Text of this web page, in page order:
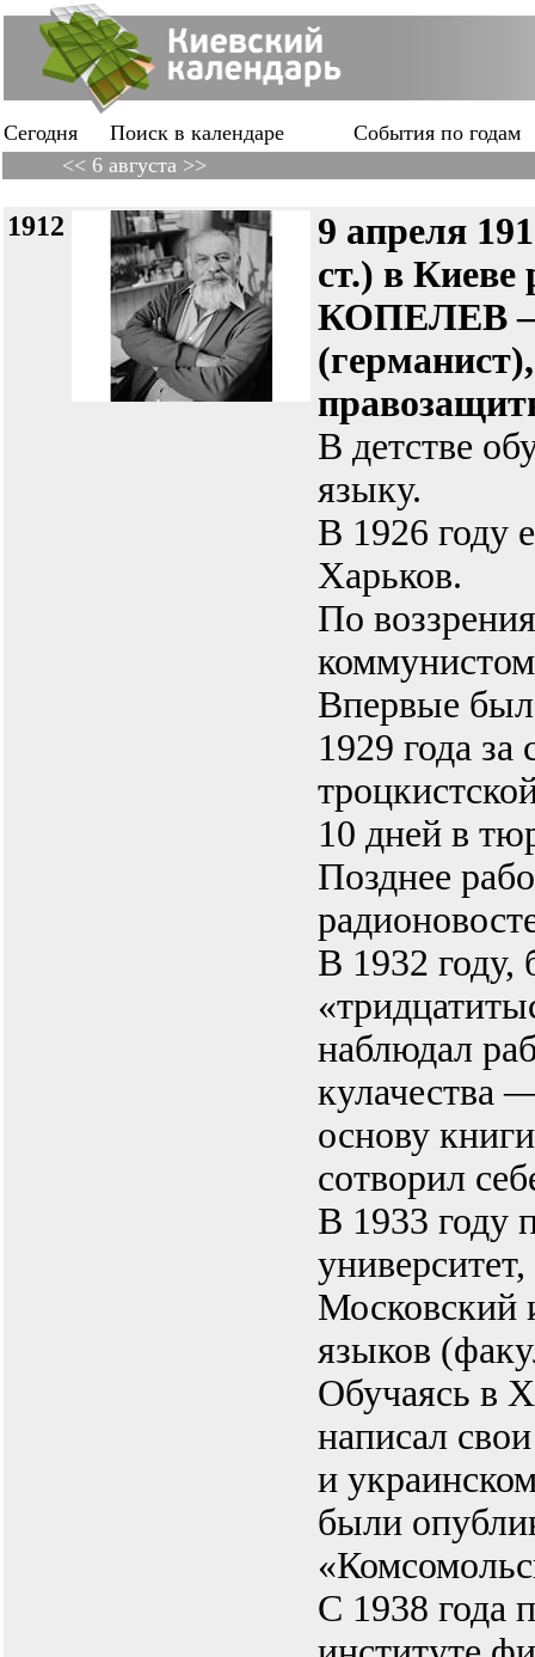
Сегодня Поиск в календаре
События по годам
<< 6 августа >>
1912
9 апреля
ст.) в Киеве
КОПЕЛЕВ —
В детстве
языку.
В 1926 году
Харьков.
По
Впервые был
1929 года за
10 дней в
Позднее
В 1932 году,
наблюдал
кулачества
основу
сотворил
В 1933 году
Московский
языков
Обучаясь в
написал
и
были
С 1938 года